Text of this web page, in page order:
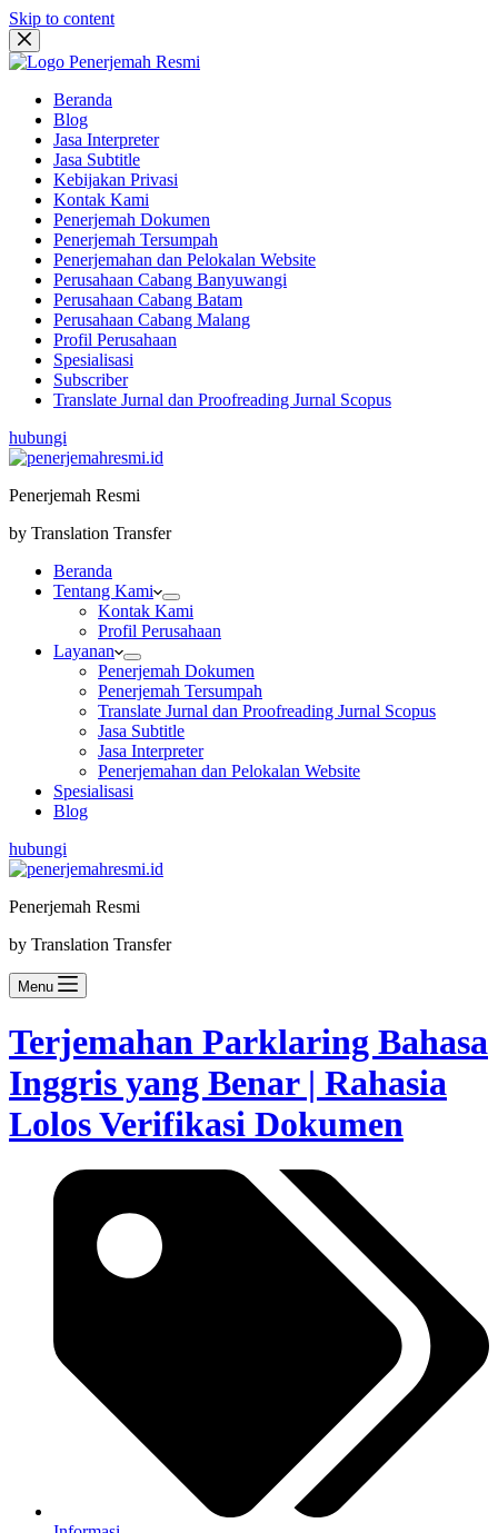
Skip to content
Beranda
Blog
Jasa Interpreter
Jasa Subtitle
Kebijakan Privasi
Kontak Kami
Penerjemah Dokumen
Penerjemah Tersumpah
Penerjemahan dan Pelokalan Website
Perusahaan Cabang Banyuwangi
Perusahaan Cabang Batam
Perusahaan Cabang Malang
Profil Perusahaan
Spesialisasi
Subscriber
Translate Jurnal dan Proofreading Jurnal Scopus
hubungi
Penerjemah Resmi
by Translation Transfer
Beranda
Tentang Kami
Kontak Kami
Profil Perusahaan
Layanan
Penerjemah Dokumen
Penerjemah Tersumpah
Translate Jurnal dan Proofreading Jurnal Scopus
Jasa Subtitle
Jasa Interpreter
Penerjemahan dan Pelokalan Website
Spesialisasi
Blog
hubungi
Penerjemah Resmi
by Translation Transfer
Menu
Terjemahan Parklaring Bahasa
Inggris yang Benar | Rahasia
Lolos Verifikasi Dokumen